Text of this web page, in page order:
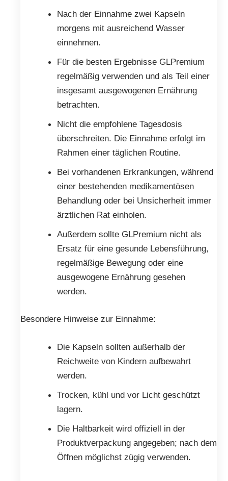
Nach der Einnahme zwei Kapseln
morgens mit ausreichend Wasser
einnehmen.
Für die besten Ergebnisse GLPremium
regelmäßig verwenden und als Teil einer
insgesamt ausgewogenen Ernährung
betrachten.
Nicht die empfohlene Tagesdosis
überschreiten. Die Einnahme erfolgt im
Rahmen einer täglichen Routine.
Bei vorhandenen Erkrankungen, während
einer bestehenden medikamentösen
Behandlung oder bei Unsicherheit immer
ärztlichen Rat einholen.
Außerdem sollte GLPremium nicht als
Ersatz für eine gesunde Lebensführung,
regelmäßige Bewegung oder eine
ausgewogene Ernährung gesehen
werden.
Besondere Hinweise zur Einnahme:
Die Kapseln sollten außerhalb der
Reichweite von Kindern aufbewahrt
werden.
Trocken, kühl und vor Licht geschützt
lagern.
Die Haltbarkeit wird offiziell in der
Produktverpackung angegeben; nach dem
Öffnen möglichst zügig verwenden.